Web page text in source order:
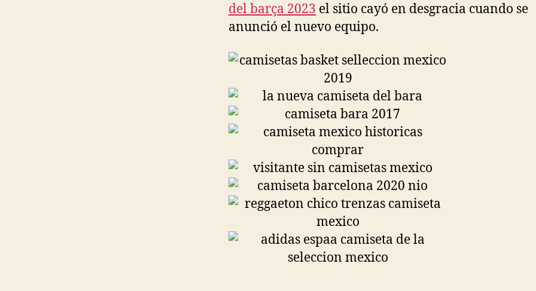
del barça 2023 el sitio cayó en desgracia cuando se
anunció el nuevo equipo.